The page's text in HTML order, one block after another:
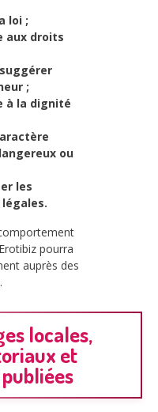
loi ;
droits
;
la dignité
ou
les
pourra
auprès des
locales,
et